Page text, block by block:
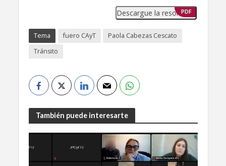
Descargue la resolución
PDF
Tema fuero CAyT
Paola Cabezas Cescato
Tránsito
También puede interesarte